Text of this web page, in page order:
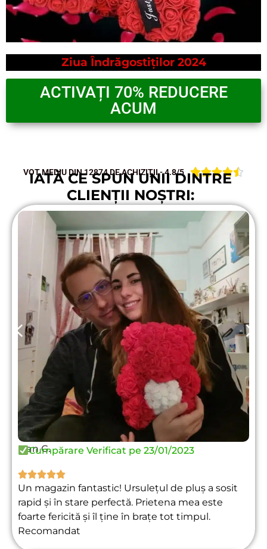
Ziua Îndrăgostiților 2024
ACTIVAȚI 70% REDUCERE
ACUM
VOT MEDIU DIN 12874 DE ACHIZIȚII - 4.8/5 
IATĂ CE SPUN UNII DINTRE
CLIENȚII NOȘTRI:
Ivan G.
Cumpărare Verificat pe 23/01/2023

Un magazin fantastic! Ursulețul de pluș a sosit
rapid și în stare perfectă. Prietena mea este
foarte fericită și îl ține în brațe tot timpul.
Recomandat